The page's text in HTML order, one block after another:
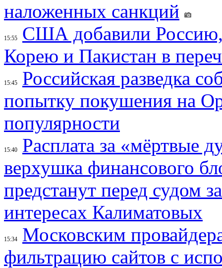
наложенных санкций
15:55
США добавили
Корею и Пакистан в
15:45
Российская разведка
попытку покушения на
популярности
15:40
Расплата за «мёртвые
верхушка финансового
предстанут перед судом
интересах Калиматовых
15:34
Московским
фильтрацию сайтов с